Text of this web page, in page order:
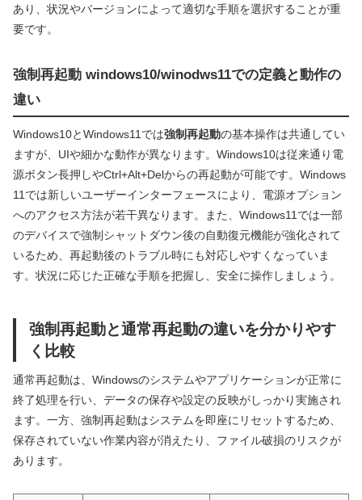
あり、状況やバージョンによって適切な手順を選択することが重
要です。
強制再起動 windows10/winodws11での定義と動作の
違い
Windows10とWindows11では強制再起動の基本操作は共通してい
ますが、UIや細かな動作が異なります。Windows10は従来通り電
源ボタン長押しやCtrl+Alt+Delからの再起動が可能です。Windows
11では新しいユーザーインターフェースにより、電源オプション
へのアクセス方法が若干異なります。また、Windows11では一部
のデバイスで強制シャットダウン後の自動復元機能が強化されて
いるため、再起動後のトラブル時にも対応しやすくなっていま
す。状況に応じた正確な手順を把握し、安全に操作しましょう。
強制再起動と通常再起動の違いを分かりやす
く比較
通常再起動は、Windowsのシステムやアプリケーションが正常に
終了処理を行い、データの保存や設定の反映がしっかり実施され
ます。一方、強制再起動はシステムを即座にリセットするため、
保存されていない作業内容が消えたり、ファイル破損のリスクが
あります。